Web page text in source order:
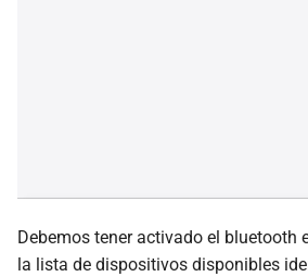
Debemos tener activado el bluetooth
la lista de dispositivos disponibles